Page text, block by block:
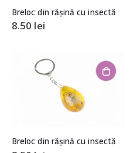
Breloc din rășină cu insectă
8.50 lei
Breloc din rășină cu insectă